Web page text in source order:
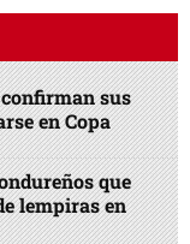
sus
en Copa
que
lempiras en